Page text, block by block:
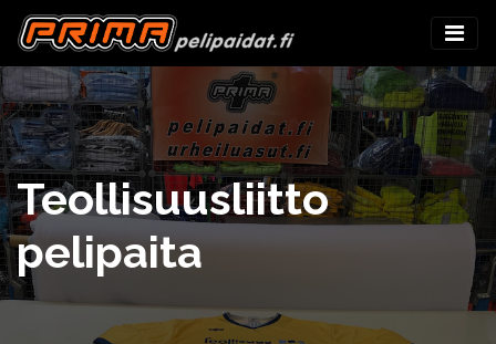
Teollisuusliitto
pelipaita